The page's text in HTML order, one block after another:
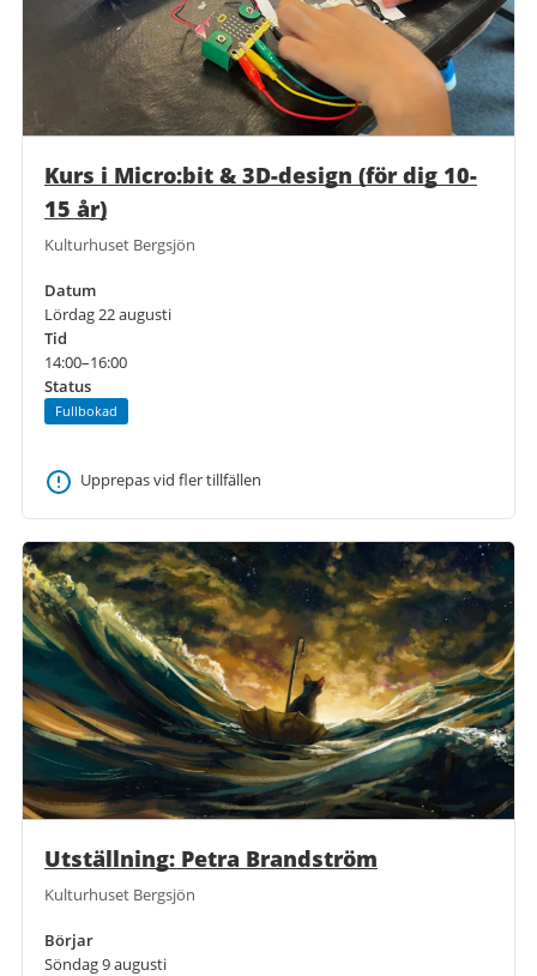
Kurs i Micro:bit & 3D-design (för dig 10-
15 år)
Kulturhuset Bergsjön
Datum
Lördag 22 augusti
Tid
14:00–16:00
Status
Fullbokad
Upprepas vid fler tillfällen
Utställning: Petra Brandström
Kulturhuset Bergsjön
Börjar
Söndag 9 augusti